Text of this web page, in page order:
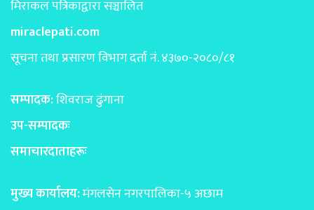
मिराकल पत्रिकाद्वारा सञ्चालित
miraclepati.com
सूचना तथा प्रसारण विभाग दर्ता नं. ४३७०-२०८०/८१
सम्पादक:शिवराज ढुंगाना
उप-सम्पादकः
समाचारदाताहरूः
मुख्य कार्यालय:मंगलसेन नगरपालिका-५ अछाम